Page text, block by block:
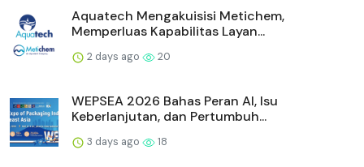
Aquatech Mengakuisisi Metichem,
Memperluas Kapabilitas Layan...
2 days ago 20
WEPSEA 2026 Bahas Peran AI, Isu
Keberlanjutan, dan Pertumbuh...
3 days ago 18